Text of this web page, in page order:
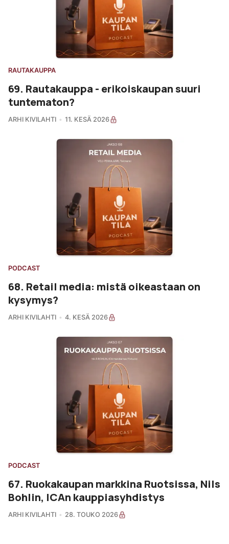
RAUTAKAUPPA
69. Rautakauppa - erikoiskaupan suuri
tuntematon?
ARHI KIVILAHTI 11. KESÄ 2026
PODCAST
68. Retail media: mistä oikeastaan on
kysymys?
ARHI KIVILAHTI 4. KESÄ 2026
PODCAST
67. Ruokakaupan markkina Ruotsissa, Nils
Bohlin, ICAn kauppiasyhdistys
ARHI KIVILAHTI 28. TOUKO 2026